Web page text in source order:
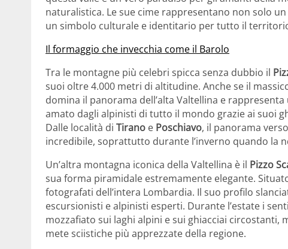
naturalistica. Le sue cime rappresentano non solo
un simbolo culturale e identitario per tutto il
Il formaggio che invecchia come il Barolo
Tra le montagne più celebri spicca senza dubbio il
suoi oltre 4.000 metri di altitudine. Anche se il
domina il panorama dell’alta Valtellina e
amato dagli alpinisti di tutto il mondo grazie ai suoi
Dalle località di Tirano e Poschiavo, il panorama
incredibile, soprattutto durante l’inverno quando la
Un’altra montagna iconica della Valtellina è il Pizzo
sua forma piramidale estremamente elegante.
fotografati dell’intera Lombardia. Il suo profilo
escursionisti e alpinisti esperti. Durante l’estate i
mozzafiato sui laghi alpini e sui ghiacciai
mete sciistiche più apprezzate della regione.